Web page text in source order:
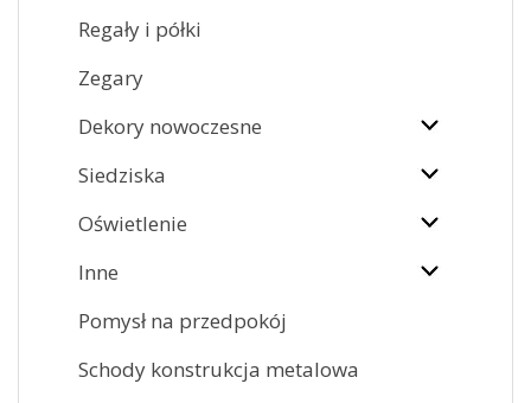
Regały i półki
Zegary
Dekory nowoczesne
Siedziska
Oświetlenie
Inne
Pomysł na przedpokój
Schody konstrukcja metalowa